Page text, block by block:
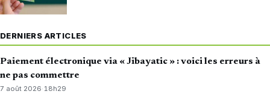
DERNIERS ARTICLES
Paiement électronique via « Jibayatic » : voici les erreurs à
ne pas commettre
7 août 2026·18h29